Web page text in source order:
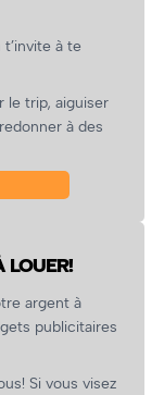
à te
le trip, aiguiser
à des
LOUER!
argent à
publicitaires
Si vous visez